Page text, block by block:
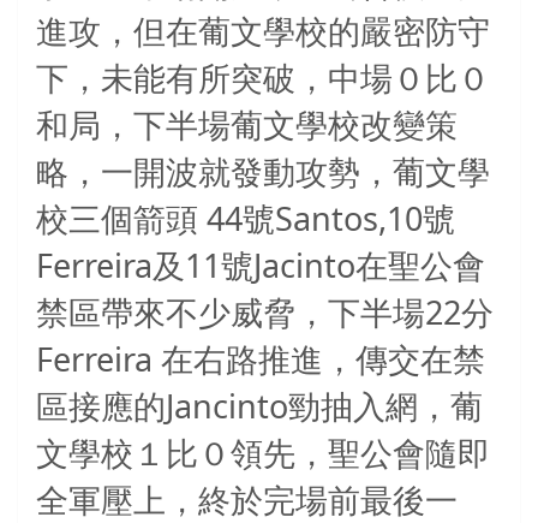
進攻，但在葡文學校的嚴密防守
下，未能有所突破，中場０比０
和局，下半場葡文學校改變策
略，一開波就發動攻勢，葡文學
校三個箭頭 44號Santos,10號
Ferreira及 11號Jacinto在聖公會
禁區帶來不少威脅，下半場22分
Ferreira 在右路推進，傳交在禁
區接應的Jancinto勁抽入網，葡
文學校１比０領先，聖公會隨即
全軍壓上，終於完場前最後一